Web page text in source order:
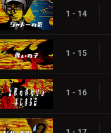
1 - 14
1 - 15
1 - 16